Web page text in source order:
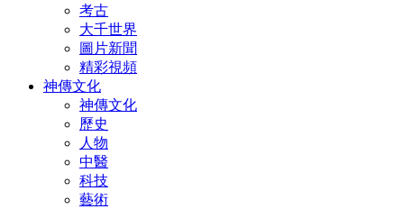
考古
大千世界
圖片新聞
精彩視頻
神傳文化
神傳文化
歷史
人物
中醫
科技
藝術